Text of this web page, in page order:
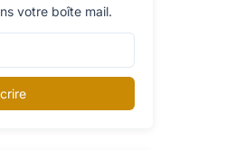
votre boîte mail.